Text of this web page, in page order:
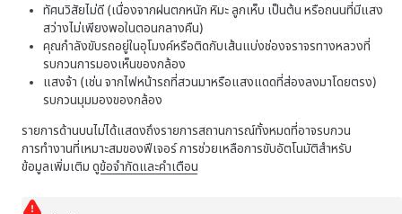
ทัศนวิสัยไม่ดี (เนื่องจากฝนตกหนัก หิมะ ลูกเห็บ เป็นต้น หรือถนนที่มีแสง
สว่างไม่เพียงพอในตอนกลางคืน)
คุณกำลังขับรถอยู่ในอุโมงค์หรือติดกับเส้นแบ่งช่องจราจรทางหลวงที่
รบกวนการมองเห็นของกล้อง
แสงจ้า (เช่น จากไฟหน้ารถที่สวนมาหรือแสงแดดที่ส่องลงมาโดยตรง)
รบกวนมุมมองของกล้อง
รายการด้านบนไม่ได้แสดงถึงรายการสถานการณ์ทั้งหมดที่อาจรบกวน
การทำงานที่เหมาะสมของฟีเจอร์การช่วยเหลือการขับอัตโนมัติสำหรับ
ข้อมูลเพิ่มเติม ดูข้อจำกัดและคำเตือน